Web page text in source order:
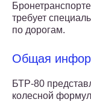
требует
по дорогам.
Общая
БТР-80
колесной